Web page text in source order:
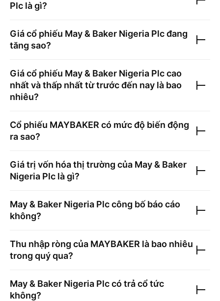
Plc là gì?
Giá cổ phiếu May & Baker Nigeria Plcđang
tăng sao?
Giá cổ phiếu May & Baker Nigeria Plccao
nhất và thấp nhất từ trước đến nay là bao
nhiêu?
Cổ phiếu MAYBAKER có mức độ biến động
ra sao?
Giá trị vốn hóa thị trường của May & Baker
Nigeria Plc là gì?
May & Baker Nigeria Plccông bố báo cáo
không?
Thu nhập ròng của MAYBAKER là bao nhiêu
trong quý qua?
May & Baker Nigeria Plccó trả cổ tức
không?